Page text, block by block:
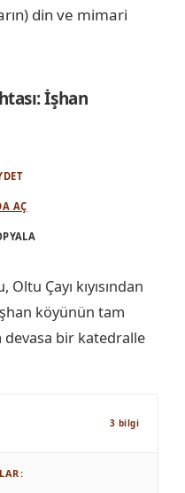
din ve mimari
İşhan
AÇ
Çayı kıyısından
köyünün tam
devasa bir katedralle
3 bilgi